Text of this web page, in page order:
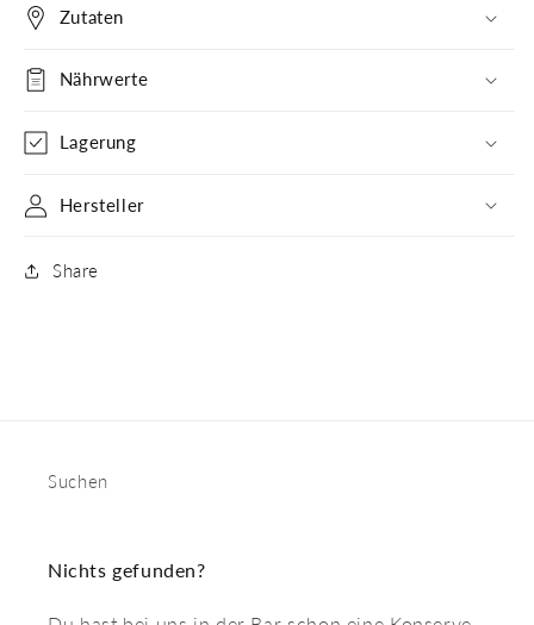
Zutaten
Nährwerte
Lagerung
Hersteller
Share
Suchen
Nichts gefunden?